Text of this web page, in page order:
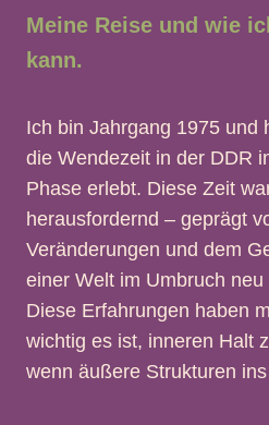
Meine Reise und wie
kann.
Ich bin Jahrgang 1975 und
die Wendezeit in der DDR
Phase erlebt. Diese Zeit
herausfordernd – geprägt
Veränderungen und dem
einer Welt im Umbruch
Diese Erfahrungen haben
wichtig es ist, inneren Halt
wenn äußere Strukturen